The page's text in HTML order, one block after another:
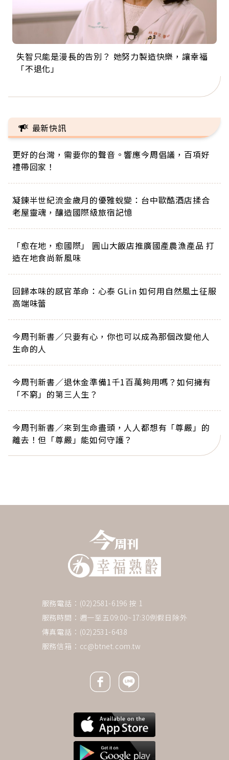
失智只能是漫長的告別？ 她努力製造快樂，讓幸福
「不退化」
來自剛果的巧克力神父 為台灣奉獻36年 「台灣是我
的家，我連作夢都講台語！」
63歲卸矽谷副總、搬回台灣找快樂！「蛋黃哥小
丑」走進安養院，逗樂上萬爺奶：退休後才開始真
104歲打破金氏世界紀錄 成為全球最年長羽球選
手，分享長壽的秘密原來是「這個」
事業巔峰他選擇追夢…黑手阿伯拉小提琴還登上小
巨蛋！連CNN都大讚！
最新快訊
更好的台灣，需要你的聲音。響應今周倡議，百項好
禮帶回家！
凝鍊半世紀流金歲月的優雅蛻變：台中歐酷酒店揉合
老屋靈魂，釀造國際級旅宿記憶
「愈在地，愈國際」 圓山大飯店推廣國產農漁產品 打
造在地食尚新風味
回歸本味的感官革命：心泰 GLin 如何用自然風土征服
高端味蕾
今周刊新書／只要有心，你也可以成為那個改變他人
生命的人
今周刊新書／退休金準備1千1百萬夠用嗎？如何擁有
「不窮」的第三人生？
今周刊新書／來到生命盡頭，人人都想有「尊嚴」的
離去！但「尊嚴」能如何守護？
服務電話：(02)2581-6196 按 1
服務時間：週一至五09:00~17:30例假日除外
傳真電話：(02)2531-6438
服務信箱： cc@btnet.com.tw
Facebook icon
Line icon